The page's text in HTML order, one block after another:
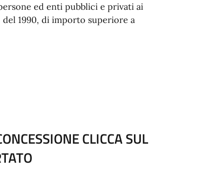
ed enti pubblici e privati ai
del 1990, di importo superiore a
CLICCA SUL